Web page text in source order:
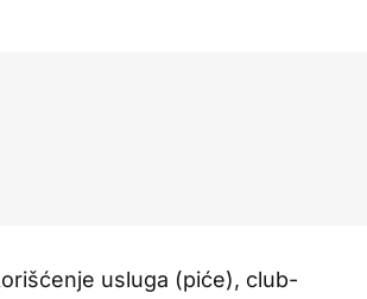
usluga (piće), club-